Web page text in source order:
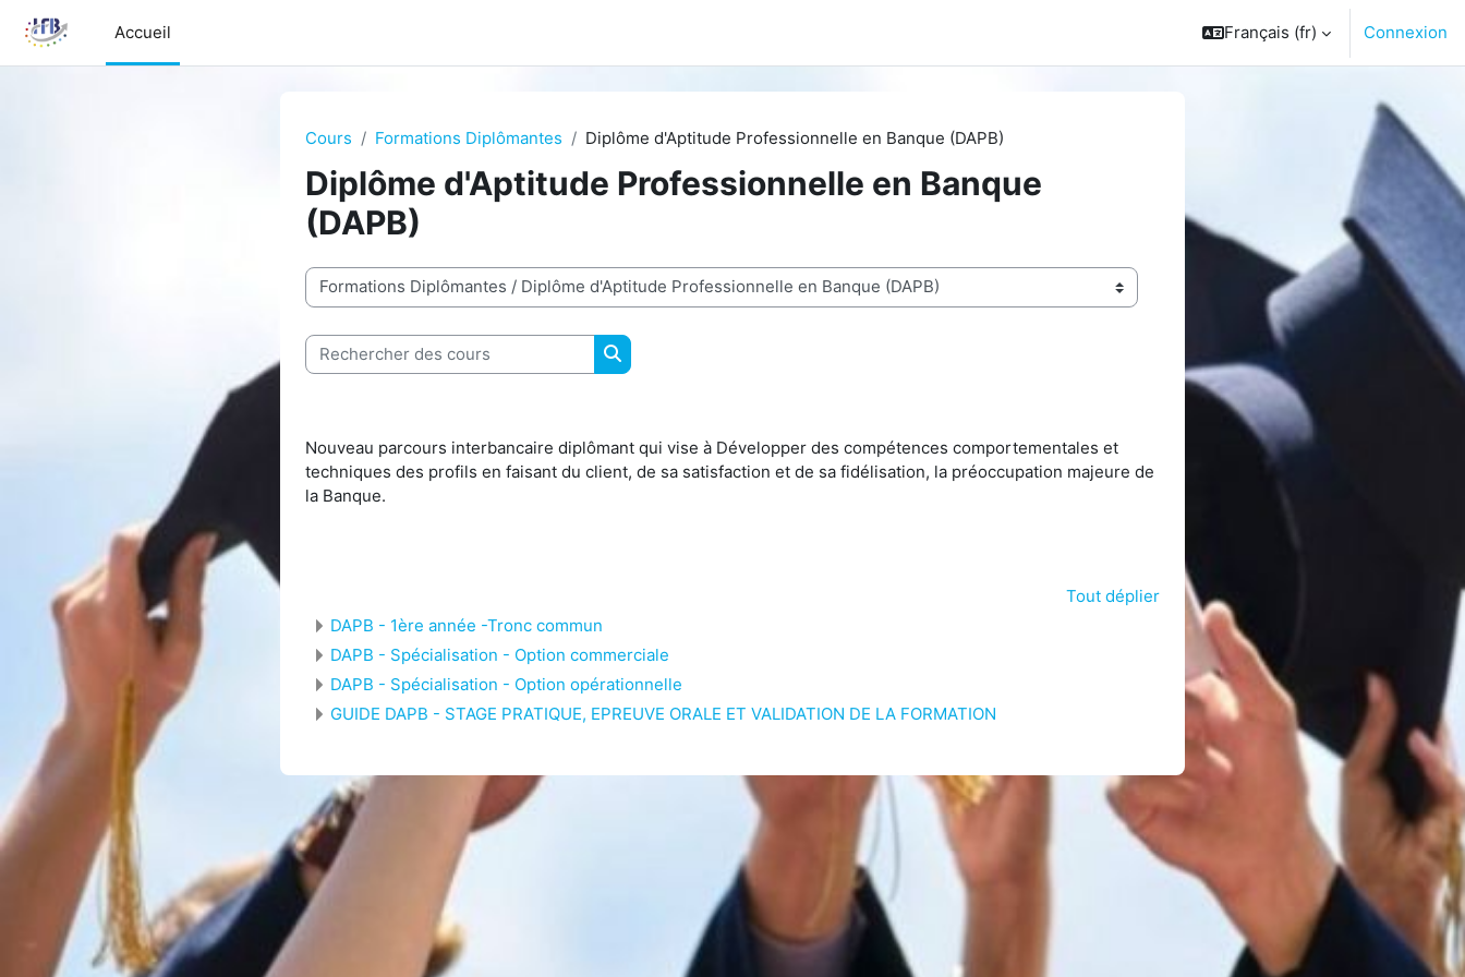
Accueil
Français ‎(fr)‎ Connexion
Cours Formations Diplômantes Diplôme d'Aptitude Professionnelle en Banque (DAPB)
Diplôme d'Aptitude Professionnelle en Banque
(DAPB)
Catégories de cours
Rechercher des cours
Rechercher des cours
Nouveau parcours interbancaire diplômant qui vise à Développer des compétences comportementales et
techniques des profils en faisant du client, de sa satisfaction et de sa fidélisation, la préoccupation majeure de
la Banque.
Tout déplier
DAPB - 1ère année -Tronc commun
DAPB - Spécialisation - Option commerciale
DAPB - Spécialisation - Option opérationnelle
GUIDE DAPB - STAGE PRATIQUE, EPREUVE ORALE ET VALIDATION DE LA FORMATION